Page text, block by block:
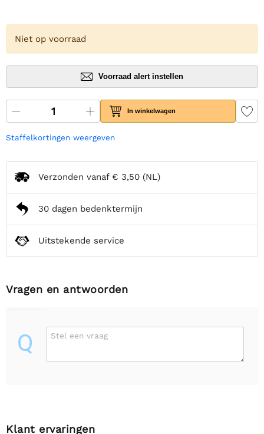
Niet op voorraad
Voorraad alert instellen
In winkelwagen
Staffelkortingen weergeven
Verzonden vanaf € 3,50 (NL)
30 dagen bedenktermijn
Uitstekende service
Vragen en antwoorden
Q Stel een vraag
Klant ervaringen